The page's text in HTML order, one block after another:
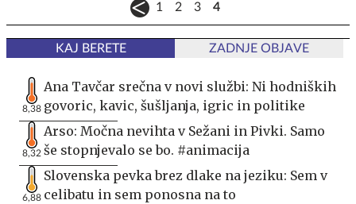
1 2 3 4
KAJ BERETE ZADNJE OBJAVE
8,38
Ana Tavčar srečna v novi službi: Ni hodniških
govoric, kavic, šušljanja, igric in politike
8,32
Arso: Močna nevihta v Sežani in Pivki. Samo
še stopnjevalo se bo. #animacija
6,88
Slovenska pevka brez dlake na jeziku: Sem v
celibatu in sem ponosna na to